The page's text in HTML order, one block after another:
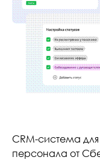
CRM-система
персонала от